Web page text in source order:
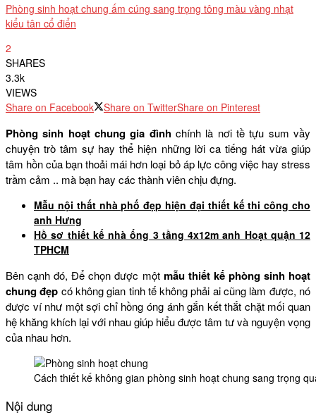
Phòng sinh hoạt chung ấm cúng sang trọng tông màu vàng nhạt
kiểu tân cổ điển
2
SHARES
3.3k
VIEWS
Share on Facebook
Share on TwitterShare on Pinterest
Phòng sinh hoạt chung gia đìnhchính là nơi tề tựu sum vầy
chuyện trò tâm sự hay thể hiện những lời ca tiếng hát vừa giúp
tâm hồn của bạn thoải mái hơn loại bỏ áp lực công việc hay stress
trầm cảm .. mà bạn hay các thành viên chịu đựng.
Mẫu nội thất nhà phố đẹp hiện đại thiết kế thi công cho
anh Hưng
Hồ sơ thiết kế nhà ống 3 tầng 4x12m anh Hoạt quận 12
TPHCM
Bên cạnh đó, Để chọn được một mẫu thiết kế phòng sinh hoạt
chung đẹp có không gian tinh tế không phải ai cũng làm được, nó
được ví như một sợi chỉ hồng óng ánh gắn kết thắt chặt mối quan
hệ khăng khích lại với nhau giúp hiểu được tâm tư và nguyện vọng
của nhau hơn.
Cách thiết kế không gian phòng sinh hoạt chung sang trọng
Nội dung